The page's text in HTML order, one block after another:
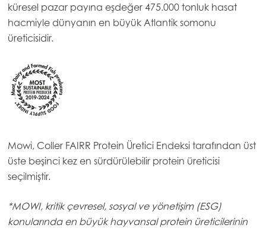
küresel pazar payına eşdeğer 475.000 tonluk hasat
hacmiyle dünyanın en büyük Atlantik somonu
üreticisidir.
Mowi, Coller FAIRR Protein Üretici Endeksi tarafından üst
üste beşinci kez en sürdürülebilir protein üreticisi
seçilmiştir.
*MOWI, kritik çevresel, sosyal ve yönetişim (ESG)
konularında en büyük hayvansal protein üreticilerinin